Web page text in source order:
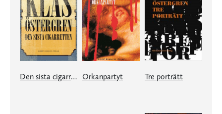
Den sista cigarretten Orkanpartyt Tre porträtt